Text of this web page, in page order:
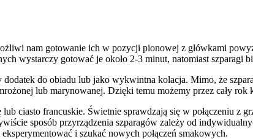
nam gotowanie ich w pozycji pionowej z główkami
wystarczy gotować je około 2-3 minut, natomiast szparagi
do obiadu lub jako wykwintna kolacja. Mimo, że
lub marynowanej. Dzięki temu możemy przez cały rok
ciasto francuskie. Świetnie sprawdzają się w połączeniu z
sposób przyrządzenia szparagów zależy od
i szukać nowych połączeń smakowych.